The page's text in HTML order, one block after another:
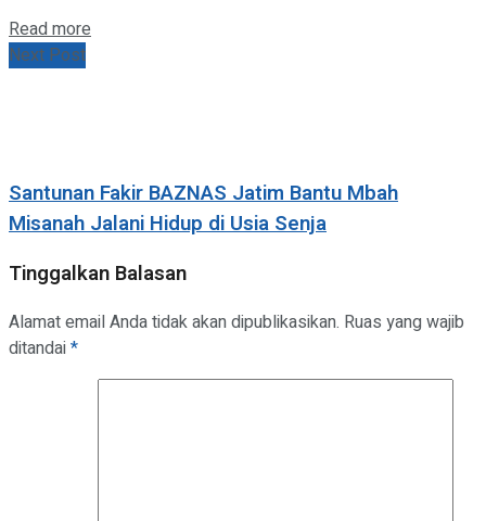
Read more
Next Post
Santunan Fakir BAZNAS Jatim Bantu Mbah
Misanah Jalani Hidup di Usia Senja
Tinggalkan Balasan
Alamat email Anda tidak akan dipublikasikan. Ruas yang wajib
ditandai*